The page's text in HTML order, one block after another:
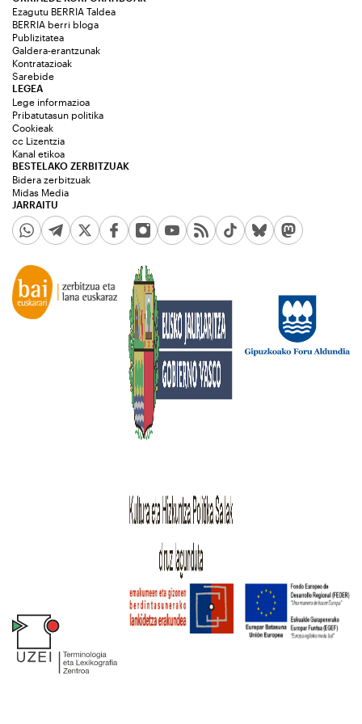
Ezagutu BERRIA Taldea
BERRIA berri bloga
Publizitatea
Galdera-erantzunak
Kontratazioak
Sarebide
JARRAITU
LEGEA
Lege informazioa
Pribatutasun politika
Cookieak
cc Lizentzia
Kanal etikoa
BESTELAKO ZERBITZUAK
Bidera zerbitzuak
Midas Media